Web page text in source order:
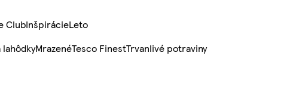
ClubInšpirácieLeto
lahôdkyMrazenéTesco FinestTrvanlivé potraviny